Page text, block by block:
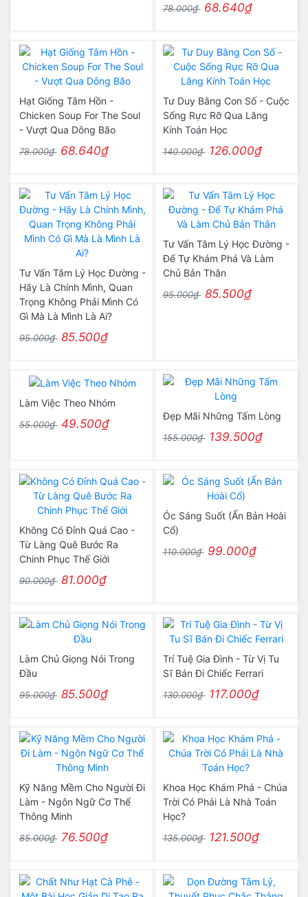
78.000₫ 68.640₫
Hạt Giống Tâm Hồn -
Chicken Soup For The Soul
- Vượt Qua Dông Bão
78.000₫ 68.640₫
Tư Duy Bằng Con Số - Cuộc
Sống Rực Rỡ Qua Lăng
Kính Toán Học
140.000₫ 126.000₫
Tư Vấn Tâm Lý Học Đường -
Hãy Là Chính Mình, Quan
Trọng Không Phải Mình Có
Gì Mà Là Mình Là Ai?
95.000₫ 85.500₫
Tư Vấn Tâm Lý Học Đường -
Để Tự Khám Phá Và Làm
Chủ Bản Thân
95.000₫ 85.500₫
Làm Việc Theo Nhóm
55.000₫ 49.500₫
Đẹp Mãi Những Tấm Lòng
155.000₫ 139.500₫
Không Có Đỉnh Quá Cao -
Từ Làng Quê Bước Ra
Chinh Phục Thế Giới
90.000₫ 81.000₫
Óc Sáng Suốt (Ấn Bản Hoài
Cổ)
110.000₫ 99.000₫
Làm Chủ Giọng Nói Trong
Đầu
95.000₫ 85.500₫
Trí Tuệ Gia Đình - Từ Vị Tu
Sĩ Bán Đi Chiếc Ferrari
130.000₫ 117.000₫
Kỹ Năng Mềm Cho Người Đi
Làm - Ngôn Ngữ Cơ Thể
Thông Minh
85.000₫ 76.500₫
Khoa Học Khám Phá - Chúa
Trời Có Phải Là Nhà Toán
Học?
135.000₫ 121.500₫